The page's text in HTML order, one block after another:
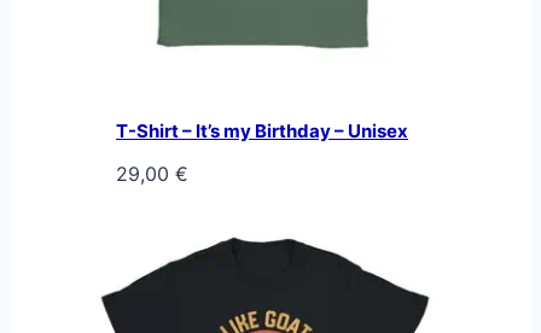
T-Shirt – It’s my Birthday – Unisex
29,00 €